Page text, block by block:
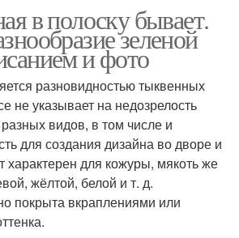
в полоску бывает.
зеленой
и фото
разновидностью тыквенных
не указывает на недозрелость
видов, в том числе и
для создания дизайна во дворе и
характерен для кожуры, мякоть же
жёлтой, белой и т. д.
покрыта вкраплениями или